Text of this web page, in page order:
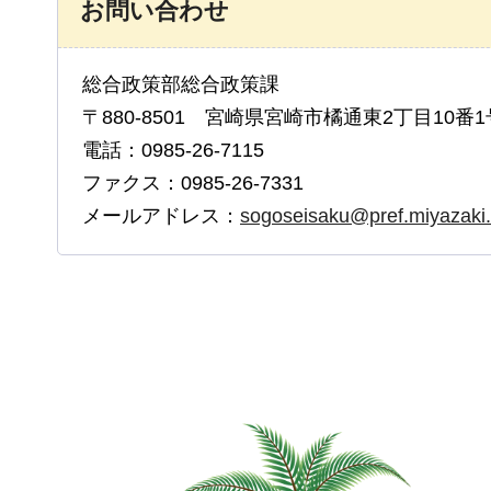
お問い合わせ
総合政策部総合政策課
〒880-8501 宮崎県宮崎市橘通東2丁目10番1
電話：0985-26-7115
ファクス：0985-26-7331
メールアドレス：